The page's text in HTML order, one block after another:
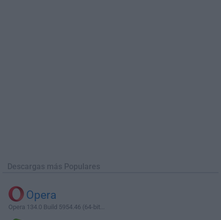
Descargas más Populares
Opera
Opera 134.0 Build 5954.46 (64-bit...